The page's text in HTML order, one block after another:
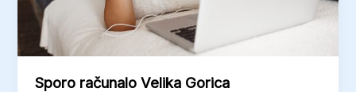
Sporo računalo Velika Gorica